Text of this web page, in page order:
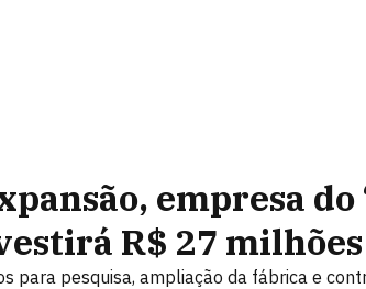
empresa
R$ 27 milhões
para pesquisa, ampliação da fábrica e